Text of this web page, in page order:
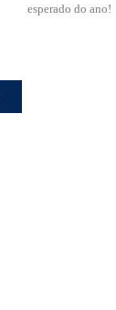
esperado do ano!